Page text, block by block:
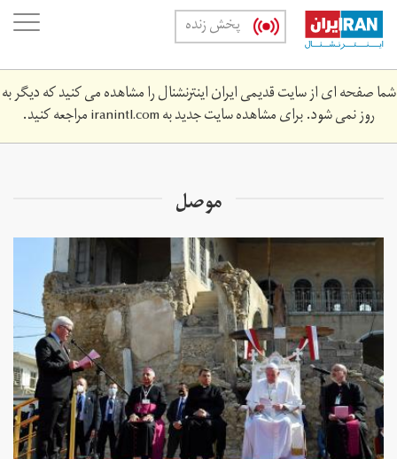
Skip
main
content
پخش زنده
شما صفحه ای از سایت قدیمی ایران اینترنشنال را مشاهده می کنید که دیگر به
روز نمی شود. برای مشاهده سایت جدید بهiranintl.comمراجعه کنید.
موصل